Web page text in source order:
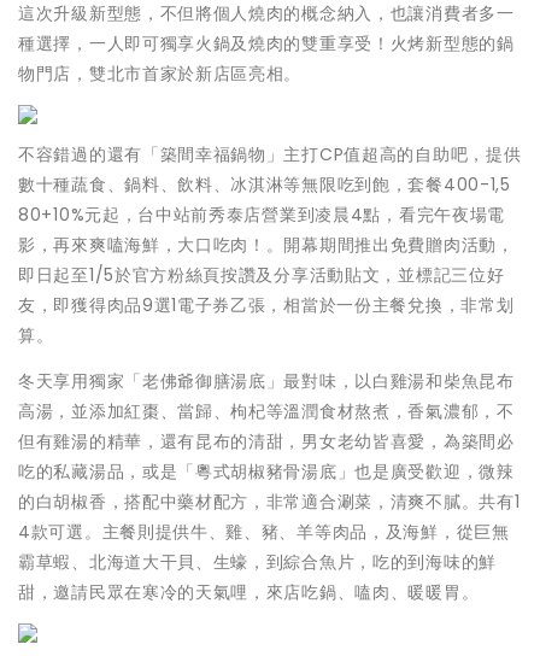
這次升級新型態，不但將個人燒肉的概念納入，也讓消費者多一
種選擇，一人即可獨享火鍋及燒肉的雙重享受！火烤新型態的鍋
物門店，雙北市首家於新店區亮相。
不容錯過的還有「築間幸福鍋物」主打CP值超高的自助吧，提供
數十種蔬食、鍋料、飲料、冰淇淋等無限吃到飽，套餐400-1,5
80+10%元起，台中站前秀泰店營業到凌晨4點，看完午夜場電
影，再來爽嗑海鮮，大口吃肉！。開幕期間推出免費贈肉活動，
即日起至1/5於官方粉絲頁按讚及分享活動貼文，並標記三位好
友，即獲得肉品9選1電子券乙張，相當於一份主餐兌換，非常划
算。
冬天享用獨家「老佛爺御膳湯底」最對味，以白雞湯和柴魚昆布
高湯，並添加紅棗、當歸、枸杞等溫潤食材熬煮，香氣濃郁，不
但有雞湯的精華，還有昆布的清甜，男女老幼皆喜愛，為築間必
吃的私藏湯品，或是「粵式胡椒豬骨湯底」也是廣受歡迎，微辣
的白胡椒香，搭配中藥材配方，非常適合涮菜，清爽不膩。共有1
4款可選。主餐則提供牛、雞、豬、羊等肉品，及海鮮，從巨無
霸草蝦、北海道大干貝、生蠔，到綜合魚片，吃的到海味的鮮
甜，邀請民眾在寒冷的天氣哩，來店吃鍋、嗑肉、暖暖胃。